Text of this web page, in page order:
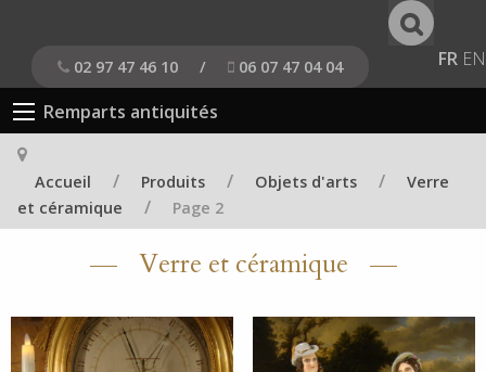
02 97 47 46 10 / 06 07 47 04 04 FR EN
Remparts antiquités
Accueil / Produits / Objets d'arts /
Verre
et céramique
/ Page 2
Verre et céramique